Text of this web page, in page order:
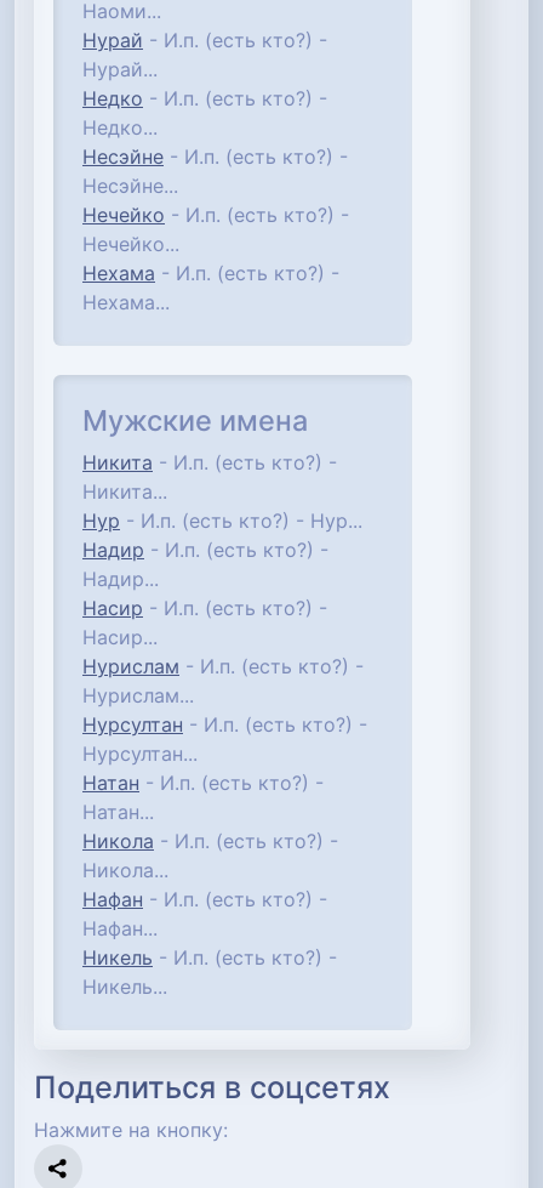
Наоми...
Нурай - И.п. (есть кто?) -
Нурай...
Недко - И.п. (есть кто?) -
Недко...
Несэйне - И.п. (есть кто?) -
Несэйне...
Нечейко - И.п. (есть кто?) -
Нечейко...
Нехама - И.п. (есть кто?) -
Нехама...
Мужские имена
Никита - И.п. (есть кто?) -
Никита...
Нур - И.п. (есть кто?) - Нур...
Надир - И.п. (есть кто?) -
Надир...
Насир - И.п. (есть кто?) -
Насир...
Нурислам - И.п. (есть кто?) -
Нурислам...
Нурсултан - И.п. (есть кто?) -
Нурсултан...
Натан - И.п. (есть кто?) -
Натан...
Никола - И.п. (есть кто?) -
Никола...
Нафан - И.п. (есть кто?) -
Нафан...
Никель - И.п. (есть кто?) -
Никель...
Поделиться в соцсетях
Нажмите на кнопку: